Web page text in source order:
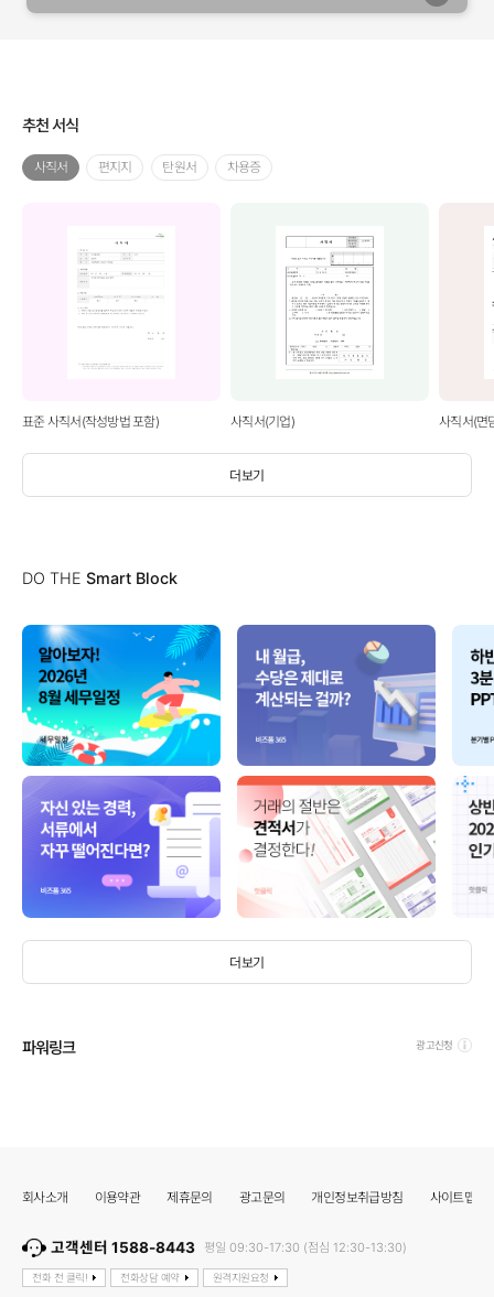
추천 서식
더보기
사직서 편지지 탄원서 차용증
표준 사직서(작성방법 포함) 사직서(기업) 사직서(면
DO THE Smart Block
더보기
파워링크 광고신청
회사소개 이용약관 제휴문의 광고문의 개인정보취급방침 사이트맵
고객센터 1588-8443 평일 09:30-17:30 (점심 12:30-13:30)
전화 전 클릭! 전화상담 예약 원격지원요청